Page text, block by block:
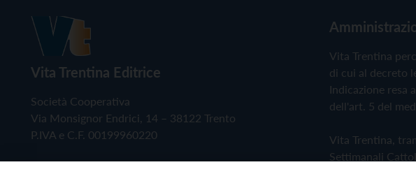
Vita Trentina Editrice
Società Cooperativa
Via Monsignor Endrici, 14 – 38122 Trento
P.IVA e C.F. 00199960220
Vita Trentina
di cui al decreto
Indicazione resa
dell'art. 5 del
Vita Trentina,
Settimanali